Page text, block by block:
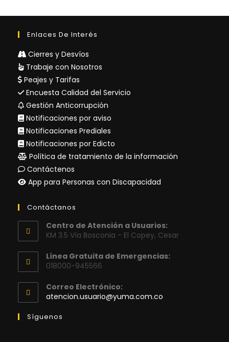
Enlaces De Interés
Cierres y Desvíos
Trabaje con Nosotros
Peajes y Tarifas
Encuesta Calidad del Servicio
Gestión Anticorrupción
Notificaciones por aviso
Notificaciones Prediales
Notificaciones por Edicto
Política de tratamiento de la información
Contáctenos
App para Personas con Discapacidad
Contáctanos
Centro de Atención a Usuarios:
KM 3.5 Vía Bosconia - El Copey, Cesar
Línea Gratuita de Emergencias:
018000-945566
Correo Electrónico:
atencion.usuario@yuma.com.co
Síguenos